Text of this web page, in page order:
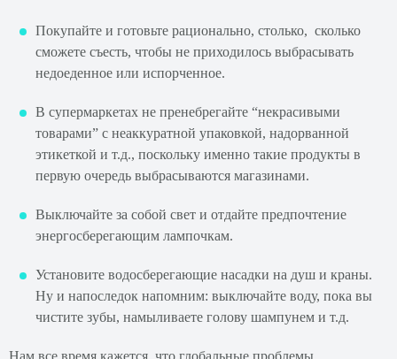
Покупайте и готовьте рационально, столько, сколько
сможете съесть, чтобы не приходилось выбрасывать
недоеденное или испорченное.
В супермаркетах не пренебрегайте “некрасивыми
товарами” с неаккуратной упаковкой, надорванной
этикеткой и т.д., поскольку именно такие продукты в
первую очередь выбрасываются магазинами.
Выключайте за собой свет и отдайте предпочтение
энергосберегающим лампочкам.
Установите водосберегающие насадки на душ и краны.
Ну и напоследок напомним: выключайте воду, пока вы
чистите зубы, намыливаете голову шампунем и т.д.
Нам все время кажется, что глобальные проблемы